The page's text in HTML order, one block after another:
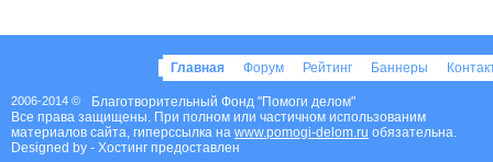
Главная Форум Рейтинг Баннеры
2006-2014 ©
Благотворительный Фонд "Помоги делом"
Все права защищены. При полном или частичном использованим
материалов сайта, гиперссылка на www.pomogi-delom.ru обязательна.
Designed by - Хостинг предоставлен